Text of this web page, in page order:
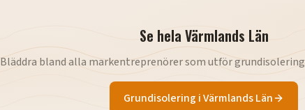
Se hela Värmlands Län
Bläddra bland alla markentreprenörer som utförgrundisolering
Grundisolering iVärmlands Län